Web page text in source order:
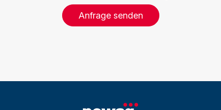
Anfrage senden